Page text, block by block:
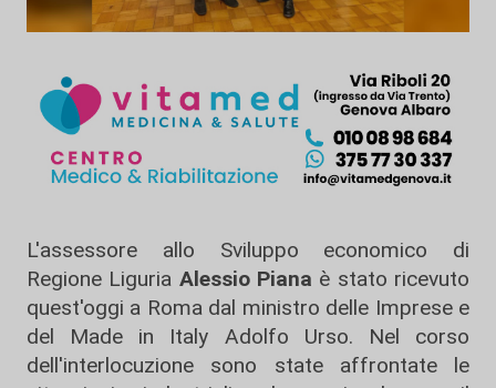
L'assessore allo Sviluppo economico di
Regione Liguria Alessio Piana è stato ricevuto
quest'oggi a Roma dal ministro delle Imprese e
del Made in Italy Adolfo Urso. Nel corso
dell'interlocuzione sono state affrontate le